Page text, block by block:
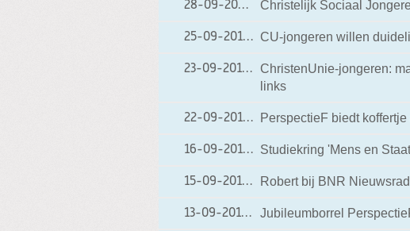
28-09-2010 28-09-2010 08:11
Christelijk Sociaal
25-09-201025-09-2010 08:17
CU-jongeren willen
23-09-201023-09-2010 08:04
ChristenUnie-jongeren:
links
22-09-201022-09-2010 20:48
PerspectieF biedt koffertje
16-09-201016-09-2010 20:31
Studiekring 'Mens en
15-09-201015-09-2010 19:23
Robert bij BNR
13-09-201013-09-2010 19:13
Jubileumborrel